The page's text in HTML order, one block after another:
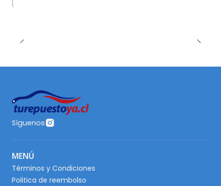
Síguenos
MENÚ
Términos y Condiciones
Politica de reembolso